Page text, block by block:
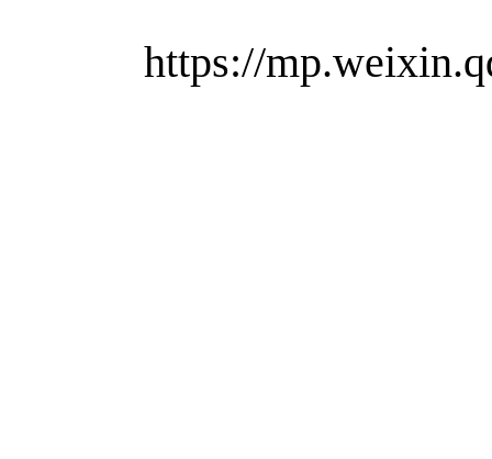
https://